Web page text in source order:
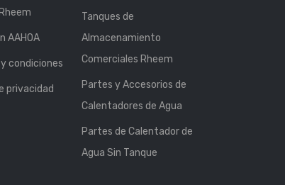
AAHOA
condiciones
privacidad
Tanques de
Almacenamiento
Comerciales Rheem
Partes y Accesorios de
Calentadores de Agua
Partes de Calentador de
Agua Sin Tanque